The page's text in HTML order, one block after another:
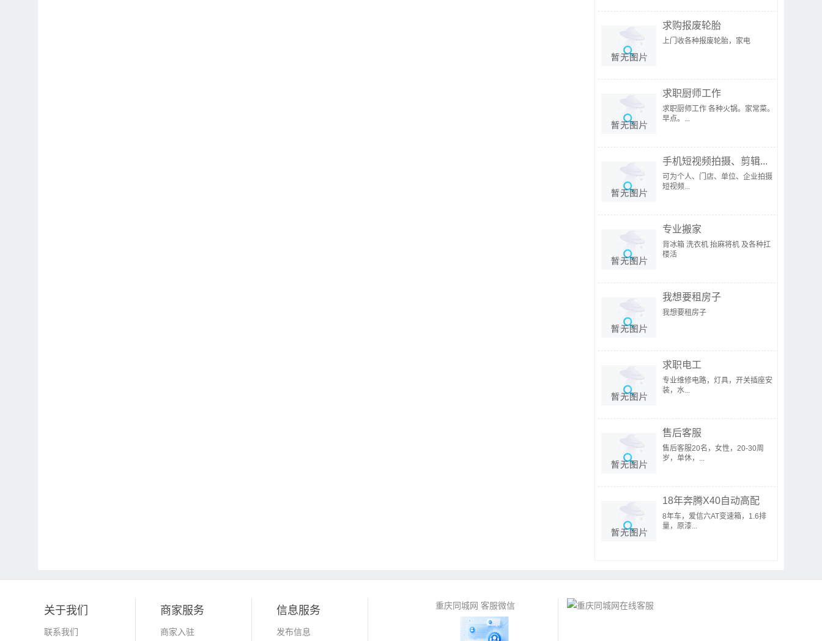
求购报废轮胎
上门收各种报废轮胎，家电
求职厨师工作
求职厨师工作 各种火锅。家常菜。
早点。...
手机短视频拍摄、剪辑...
可为个人、门店、单位、企业拍摄
短视频...
专业搬家
背冰箱 洗衣机 抬麻将机 及各种扛
楼活
我想要租房子
我想要租房子
求职电工
专业维修电路，灯具，开关插座安
装，水...
售后客服
售后客服20名，女性，20-30周
岁，单休，...
18年奔腾X40自动高配
8年车，爱信六AT变速箱，1.6排
量，原漆...
关于我们
联系我们
商家服务
商家入驻
信息服务
发布信息
重庆同城网 客服微信